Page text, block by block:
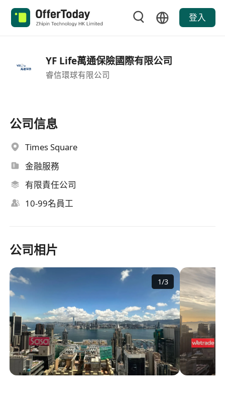
登入
YF Life萬通保險國際有限公司
睿信環球有限公司
公司信息
Times Square
金融服務
有限責任公司
10-99名員工
公司相片
1/3